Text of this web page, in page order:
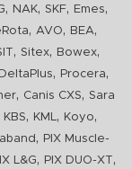
, NAK, SKF, Emes,
, AVO, BEA,
, Sitex, Bowex,
DeltaPlus, Procera,
, Canis CXS, Sara
KBS, KML, Koyo,
,
PIX Muscle-
L&G, PIX DUO-XT,